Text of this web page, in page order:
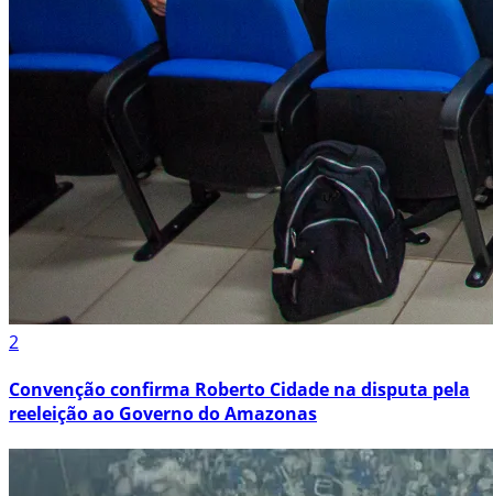
2
Convenção confirma Roberto Cidade na disputa pela
reeleição ao Governo do Amazonas